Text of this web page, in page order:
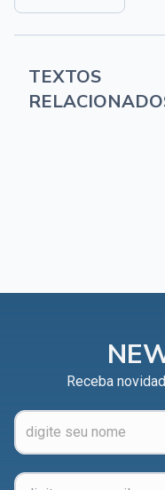
TEXTOS
Receba